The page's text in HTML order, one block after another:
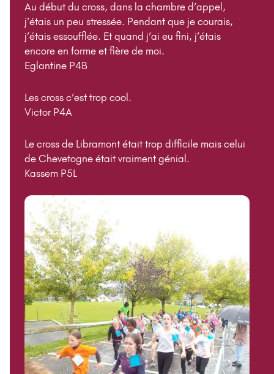
Au début du cross, dans la chambre d’appel,
j’étais un peu stressée. Pendant que je courais,
j’étais essoufflée. Et quand j’ai eu fini, j’étais
encore en forme et fière de moi.
Eglantine P4B
Les cross c’est trop cool.
Victor P4A
Le cross de Libramont était trop difficile mais celui
de Chevetogne était vraiment génial.
Kassem P5L